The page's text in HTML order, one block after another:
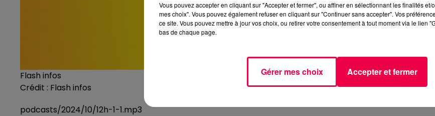
Flash infos
Crédit : Flash infos
podcasts/2024/10/12h-1-1.mp3
Vous pouvez accepter en cliquant sur "Accepter et fermer", ou affiner en sélectionnant les finalités et/
mes choix". Vous pouvez également refuser en cliquant sur "Continuer sans accepter". Vos
ce site. Vous pouvez mettre à jour vos choix, ou retirer votre consentement à tout moment via le lien
bas de chaque page.
Gérer mes choix Accepter et fermer